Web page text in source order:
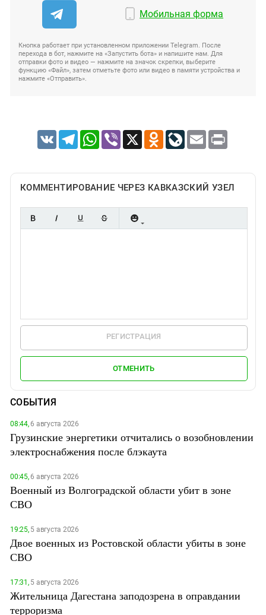
Мобильная форма
Кнопка работает при установленном приложении Telegram. После
перехода в бот, нажмите на «Запустить бота» и напишите нам. Для
отправки фото и видео — нажмите на значок скрепки, выберите
функцию «Файл», затем отметьте фото или видео в памяти устройства и
нажмите «Отправить».
VK TelegramWhatsApp
Viber X Odnoklassniki
LiveJournal
Email Print
КОММЕНТИРОВАНИЕ ЧЕРЕЗ КАВКАЗСКИЙ УЗЕЛ
РЕГИСТРАЦИЯ
ОТМЕНИТЬ
СОБЫТИЯ
08:44,6 августа 2026
Грузинские энергетики отчитались о возобновлении
электроснабжения после блэкаута
00:45,6 августа 2026
Военный из Волгоградской области убит в зоне
СВО
19:25,5 августа 2026
Двое военных из Ростовской области убиты в зоне
СВО
17:31,5 августа 2026
Жительница Дагестана заподозрена в оправдании
терроризма